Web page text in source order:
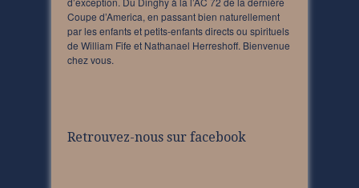
Coupe d’America, en passant bien naturellement
par les enfants et petits-enfants directs ou spirituels
de William Fife et Nathanael Herreshoff. Bienvenue
chez vous.
Retrouvez-nous sur facebook